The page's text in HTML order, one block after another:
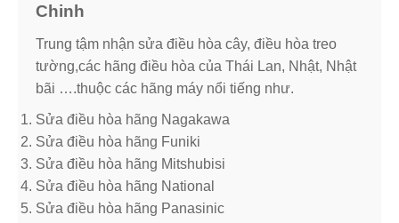
Chinh
Trung tậm nhận sửa điều hòa cây, điều hòa treo
tường,các hãng điều hòa của Thái Lan, Nhật, Nhật
bãi ….thuộc các hãng máy nổi tiếng như.
Sửa điều hòa hãng Nagakawa
Sửa điều hòa hãng Funiki
Sửa điều hòa hãng Mitshubisi
Sửa điều hòa hãng National
Sửa điều hòa hãng Panasinic